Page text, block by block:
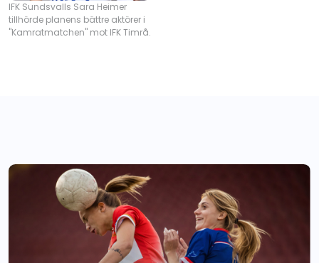
IFK Sundsvalls Sara Heimer
tillhörde planens bättre aktörer i
"Kamratmatchen" mot IFK Timrå.